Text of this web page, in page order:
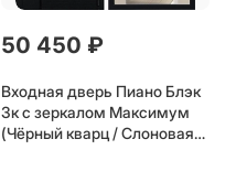
50 450 ₽
Входная дверь Пиано Блэк
3к с зеркалом Максимум
(Чёрный кварц / Слоновая